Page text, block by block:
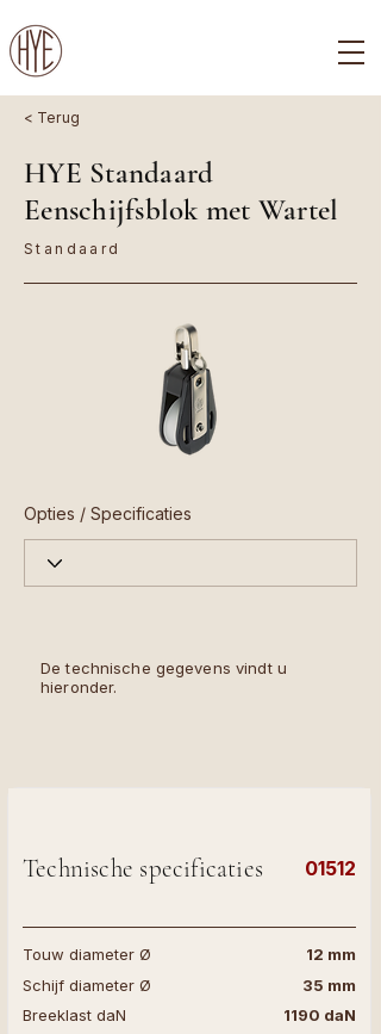
< Terug
HYE Standaard
Eenschijfsblok met Wartel
Standaard
Opties / Specificaties
De technische gegevens vindt u
hieronder.
Technische specificaties 01512
Touw diameter Ø
12 mm
Schijf diameter Ø
35 mm
Breeklast daN
1190 daN